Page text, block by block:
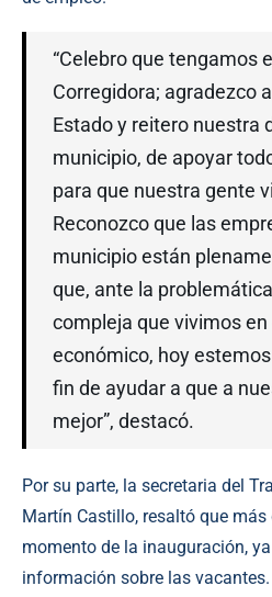
“Celebro que tengamos
Corregidora; agradezco
Estado y reitero nuestra
municipio, de apoyar
para que nuestra gente
Reconozco que las
municipio están
que, ante la
compleja que vivimos
económico, hoy
fin de ayudar a que a
mejor”, destacó.
Por su parte, la secretaria del
Martín Castillo, resaltó que más
momento de la inauguración,
información sobre las